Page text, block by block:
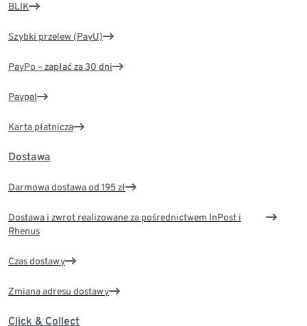
BLIK
Szybki przelew (PayU)
PayPo – zapłać za 30 dni
Paypal
Karta płatnicza
Dostawa
Darmowa dostawa od 195 zł
Dostawa i zwrot realizowane za pośrednictwem InPost i
Rhenus
Czas dostawy
Zmiana adresu dostawy
Click & Collect